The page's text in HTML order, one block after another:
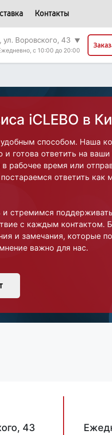
Контакты
ул. Воровского, 43 ▼
с 10:00 до 20:00
iCLEBO в
способом. Наша
готова ответить на
рабочее время или
ответить как
стремимся поддерживать
с каждым контактом.
и замечания, которые
важно для нас.
43